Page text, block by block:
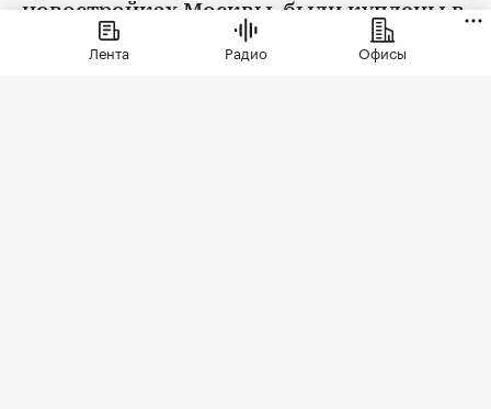
новостройках Москвы, были куплены в
ипотеку. В сегменте трешек ипотечных
сделок менее половины, а среди
Лента Радио Офисы